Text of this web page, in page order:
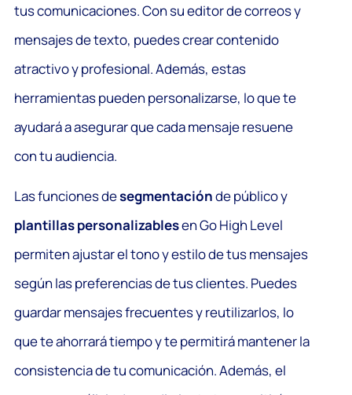
tus comunicaciones. Con su editor de correos y
mensajes de texto, puedes crear contenido
atractivo y profesional. Además, estas
herramientas pueden personalizarse, lo que te
ayudará a asegurar que cada mensaje resuene
con tu audiencia.
Las funciones desegmentaciónde público y
plantillas personalizablesen Go High Level
permiten ajustar el tono y estilo de tus mensajes
según las preferencias de tus clientes. Puedes
guardar mensajes frecuentes y reutilizarlos, lo
que te ahorrará tiempo y te permitirá mantener la
consistencia de tu comunicación. Además, el